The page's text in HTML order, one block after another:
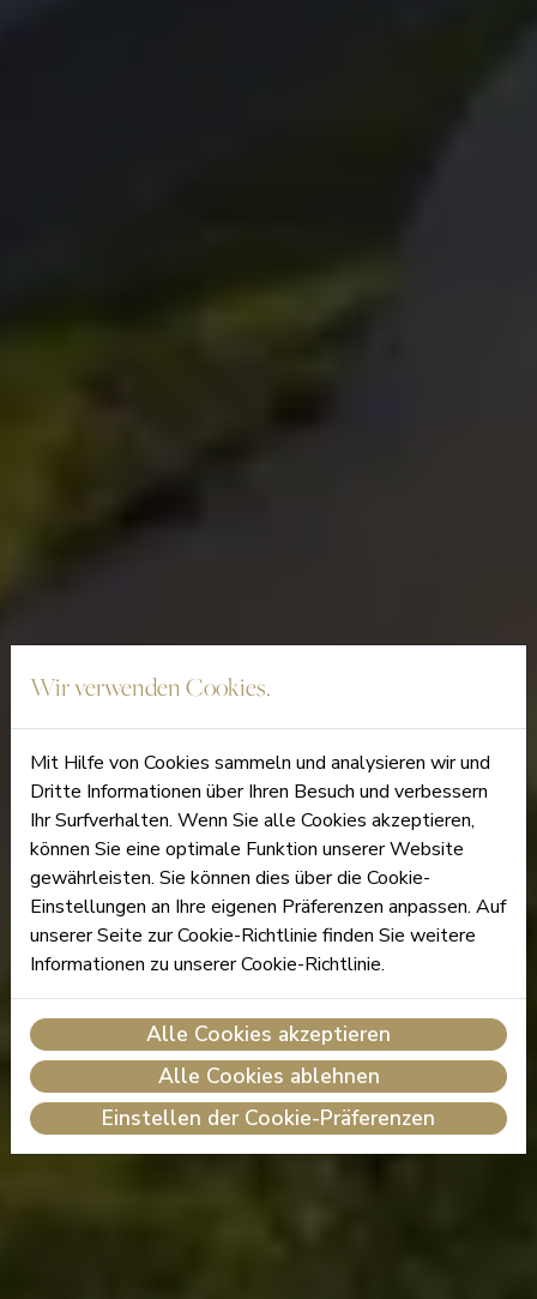
Wir verwenden Cookies.
Mit Hilfe von Cookies sammeln und analysieren wir und
Dritte Informationen über Ihren Besuch und verbessern
Ihr Surfverhalten. Wenn Sie alle Cookies akzeptieren,
können Sie eine optimale Funktion unserer Website
gewährleisten. Sie können dies über die Cookie-
Einstellungen an Ihre eigenen Präferenzen anpassen. Auf
unserer Seite zur Cookie-Richtlinie finden Sie weitere
Informationen zu unserer Cookie-Richtlinie.
Alle Cookies akzeptieren
Alle Cookies ablehnen
Einstellen der Cookie-Präferenzen